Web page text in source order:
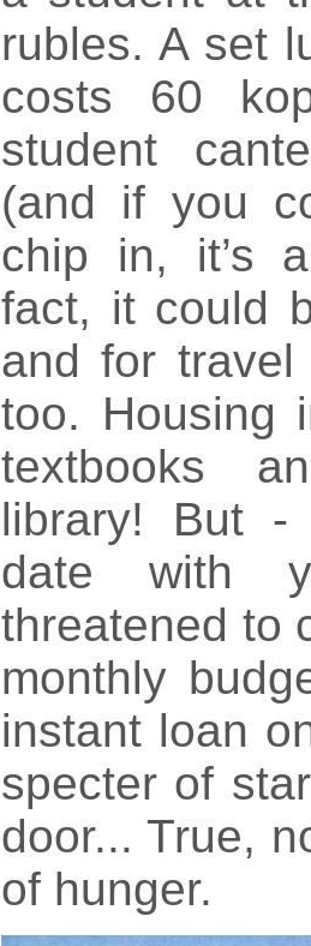
rubles. A set
costs 60
student
(and if you
chip in, it’s
fact, it could
and for
too. Housing
textbooks
library! But
date with
threatened to
monthly
instant loan
specter of
door... True,
of hunger.